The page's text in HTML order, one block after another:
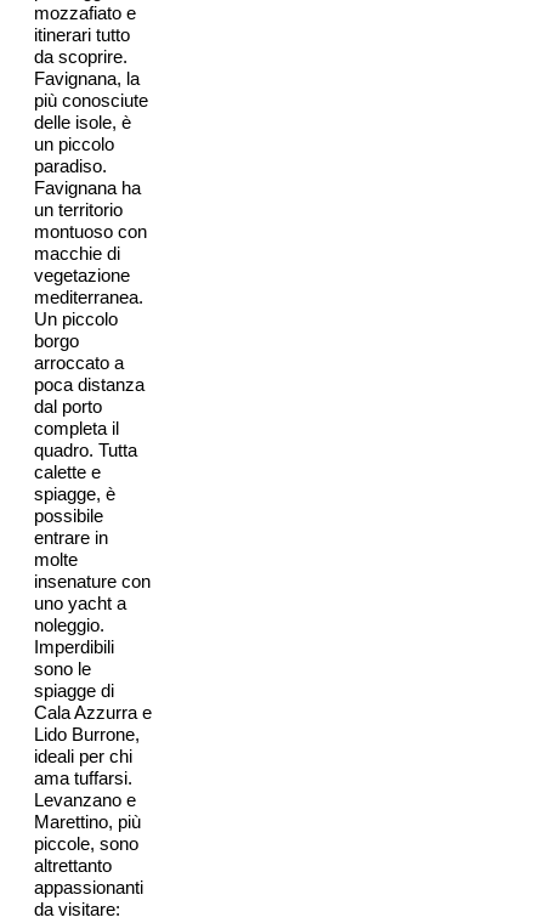
mozzafiato e
itinerari tutto
da scoprire.
Favignana, la
più conosciute
delle isole, è
un piccolo
paradiso.
Favignana ha
un territorio
montuoso con
macchie di
vegetazione
mediterranea.
Un piccolo
borgo
arroccato a
poca distanza
dal porto
completa il
quadro. Tutta
calette e
spiagge, è
possibile
entrare in
molte
insenature con
uno yacht a
noleggio.
Imperdibili
sono le
spiagge di
Cala Azzurra e
Lido Burrone,
ideali per chi
ama tuffarsi.
Levanzano e
Marettino, più
piccole, sono
altrettanto
appassionanti
da visitare: